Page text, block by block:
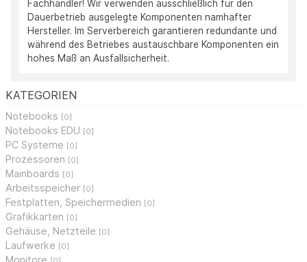
KATEGORIEN
Notebooks [0]
Notebooks EDU [0]
PC Systeme [0]
Prozessoren [0]
Mainboards [0]
Arbeitsspeicher [0]
Festplatten, Speichermedien [0]
Grafikkarten [0]
Gehäuse, Netzteile [0]
Laufwerke [0]
Monitore
Fachhändler! Wir verwenden ausschließlich für den
Dauerbetrieb ausgelegte Komponenten namhafter
Hersteller. Im Serverbereich garantieren redundante und
während des Betriebes austauschbare Komponenten ein
hohes Maß an Ausfallsicherheit.